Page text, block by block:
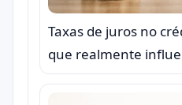
Taxas de juros no
que realmente